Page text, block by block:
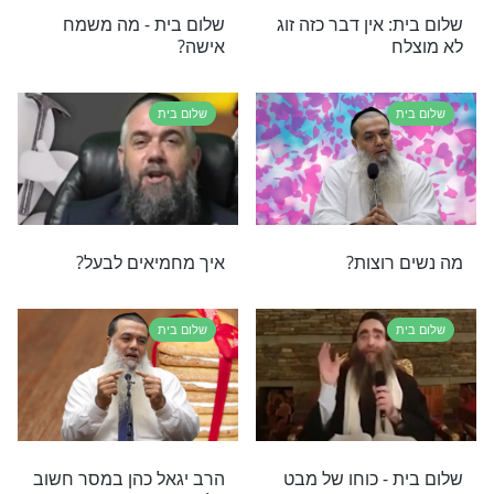
היא כמו
מה הקשר בין קפה לזוגיות?
שלום בית